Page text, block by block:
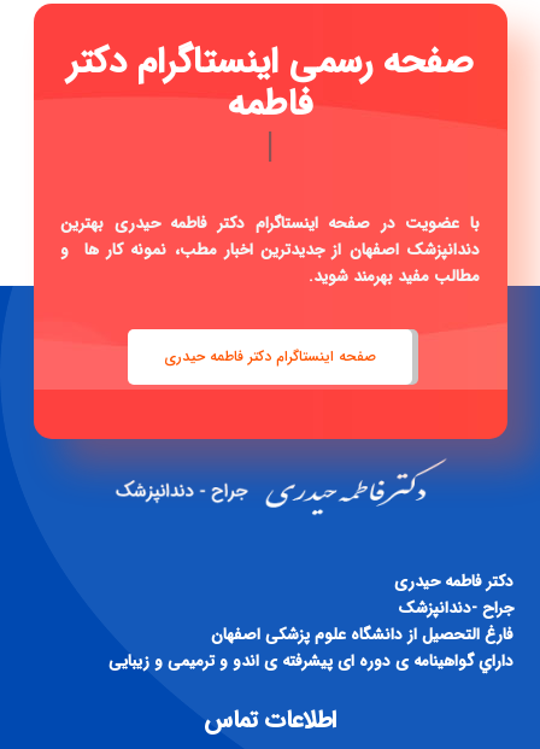
صفحه رسمی اینستاگرام دکتر
فاطمه حیدری ...
|
با عضویت در صفحه اینستاگرام دکتر فاطمه حیدری بهترین
دندانپزشک اصفهان از جدیدترین اخبار مطب، نمونه کار ها و
مطالب مفید بهرمند شوید.
صفحه اینستاگرام دکتر فاطمه حیدری
دكتر فاطمه حيدری
جراح -دندانپزشک
فارغ التحصيل از دانشگاه علوم پزشكی اصفهان
داراي گواهينامه ی دوره ای پيشرفته ی اندو و ترميمی و زيبايی
اطلاعات تماس